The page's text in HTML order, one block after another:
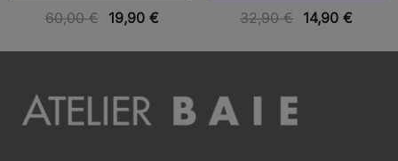
VUE RAPIDE
60,00€ 19,90 € VUE RAPIDE
32,90€ 14,90 €